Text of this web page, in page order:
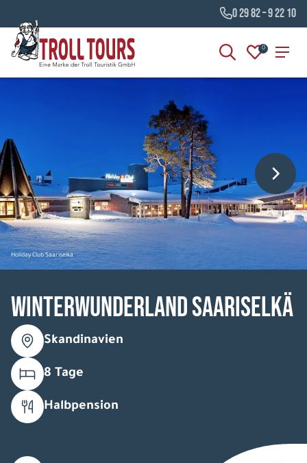
0 29 82 – 9 22 10
0
Holiday Club Saariselkä
Winterwunderland Saariselkä
Skandinavien
8 Tage
Halbpension